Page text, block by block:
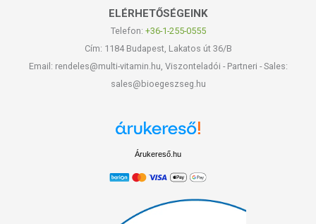
ELÉRHETŐSÉGEINK
Telefon: +36-1-255-0555
Cím: 1184 Budapest, Lakatos út 36/B
Email: rendeles@multi-vitamin.hu, Viszonteladói - Partneri - Sales:
sales@bioegeszseg.hu
Árukereső.hu